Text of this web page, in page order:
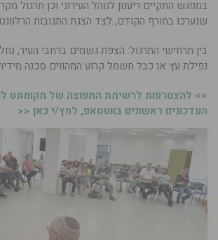
במפגש התקיים ריענון לנוהל העירוני וכן תרגול
שנערכו בחורף הקודם, לצד הצגת התגובות
בין תרחישי התרגול: הצפת גשמים ברחבי העיר,
נפילת עץ או כבל חשמל קרוע המהווים סכנה
>> להצטרפות לרשימת התפוצה של מקומונט
העדכונים ראשונים בווטסאפ, לחץ/י כאן <<